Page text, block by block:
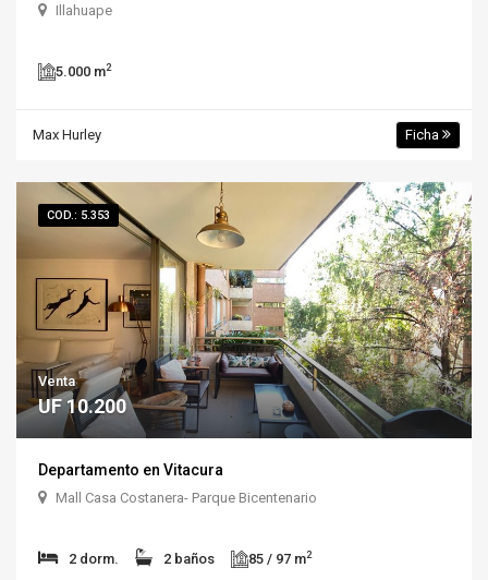
Illahuape
5.000 m2
Max Hurley Ficha
COD.: 5.353
Venta
UF 10.200
Departamento en Vitacura
Mall Casa Costanera- Parque Bicentenario
2 dorm. 2 baños 85 / 97 m2